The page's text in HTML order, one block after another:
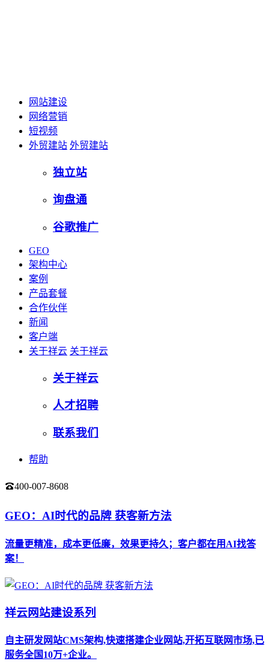
网站建设
网络营销
短视频
外贸建站 外贸建站
独立站
询盘通
谷歌推广
GEO
架构中心
案例
产品套餐
合作伙伴
新闻
客户端
关于祥云 关于祥云
关于祥云
人才招聘
联系我们
帮助
400-007-8608
GEO：AI时代的品牌 获客新方法
流量更精准，成本更低廉，效果更持久；客户都在用AI找答
案！
祥云网站建设系列
自主研发网站CMS架构,快速搭建企业网站,开拓互联网市场,已
服务全国10万+企业。